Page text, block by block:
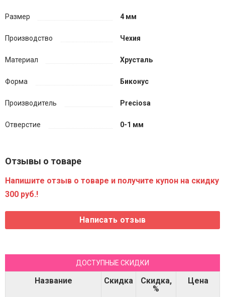
Размер 4 мм
Производство Чехия
Материал Хрусталь
Форма Биконус
Производитель Preciosa
Отверстие 0-1 мм
Отзывы о товаре
Напишите отзыв о товаре и получите купон на скидку
300 руб.!
ДОСТУПНЫЕ СКИДКИ
Название Скидка
Скидка,
%
Цена